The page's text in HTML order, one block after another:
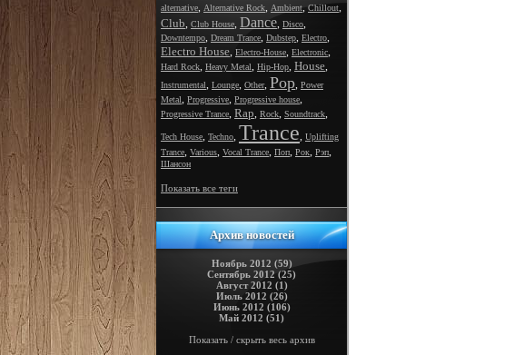
alternative, Alternative Rock, Ambient, Chillout,
Club, Club House, Dance, Disco,
Downtempo, Dream Trance, Dubstep, Electro,
Electro House, Electro-House, Electronic,
Hard Rock, Heavy Metal, Hip-Hop, House,
Instrumental, Lounge, Other, Pop, Power
Metal, Progressive, Progressive house,
Progressive Trance, Rap, Rock, Soundtrack,
Tech House, Techno, Trance, Uplifting
Trance, Various, Vocal Trance, Поп, Рок, Рэп,
Шансон
Показать все теги
Архив новостей
Ноябрь 2012 (59)
Сентябрь 2012 (25)
Август 2012 (1)
Июль 2012 (26)
Июнь 2012 (106)
Май 2012 (51)
Показать / скрыть весь архив